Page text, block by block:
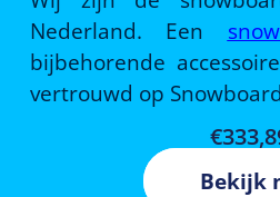
Nederland. Een
bijbehorende
vertrouwd op
€
Bekijk